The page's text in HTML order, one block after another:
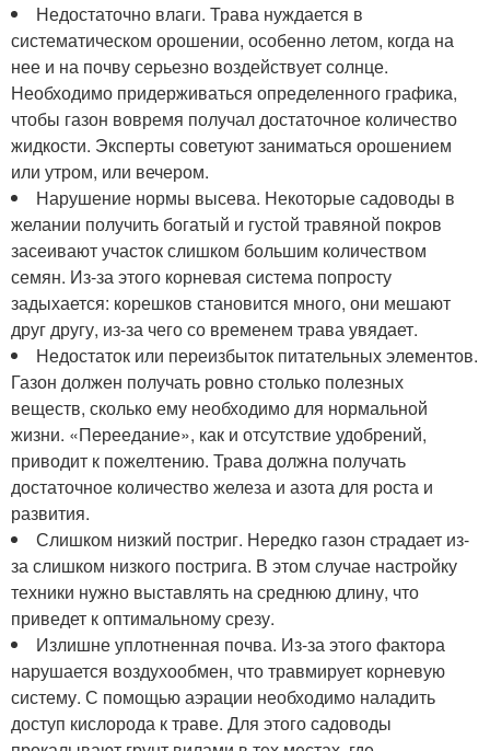
Недостаточно влаги. Трава нуждается в
систематическом орошении, особенно летом, когда на
нее и на почву серьезно воздействует солнце.
Необходимо придерживаться определенного графика,
чтобы газон вовремя получал достаточное количество
жидкости. Эксперты советуют заниматься орошением
или утром, или вечером.
Нарушение нормы высева. Некоторые садоводы в
желании получить богатый и густой травяной покров
засеивают участок слишком большим количеством
семян. Из-за этого корневая система попросту
задыхается: корешков становится много, они мешают
друг другу, из-за чего со временем трава увядает.
Недостаток или переизбыток питательных элементов.
Газон должен получать ровно столько полезных
веществ, сколько ему необходимо для нормальной
жизни. «Переедание», как и отсутствие удобрений,
приводит к пожелтению. Трава должна получать
достаточное количество железа и азота для роста и
развития.
Слишком низкий постриг. Нередко газон страдает из-
за слишком низкого пострига. В этом случае настройку
техники нужно выставлять на среднюю длину, что
приведет к оптимальному срезу.
Излишне уплотненная почва. Из-за этого фактора
нарушается воздухообмен, что травмирует корневую
систему. С помощью аэрации необходимо наладить
доступ кислорода к траве. Для этого садоводы